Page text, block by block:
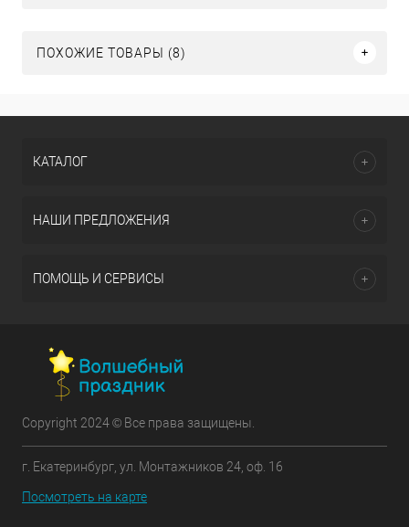
ПОХОЖИЕ ТОВАРЫ (8)
КАТАЛОГ
НАШИ ПРЕДЛОЖЕНИЯ
ПОМОЩЬ И СЕРВИСЫ
Copyright 2024 © Все права защищены.
г. Екатеринбург, ул. Монтажников 24, оф. 16
Посмотреть на карте